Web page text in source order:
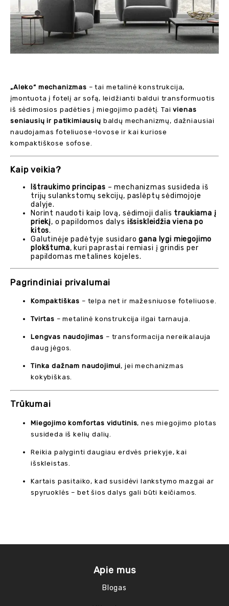
„Aleko“ mechanizmas – tai metalinė konstrukcija,
įmontuota į fotelį ar sofą, leidžianti baldui transformuotis
iš sėdimosios padėties į miegojimo padėtį. Taivienas
seniausių ir patikimiausių baldų mechanizmų, dažniausiai
naudojamas foteliuose-lovose ir kai kuriose
kompaktiškose sofose.
Kaip veikia?
Ištraukimo principas – mechanizmas susideda iš
trijų sulankstomų sekcijų, paslėptų sėdimojoje
dalyje.
Norint naudoti kaip lovą, sėdimoji dalis traukiama į
priekį, o papildomos dalys išsiskleidžia viena po
kitos.
Galutinėje padėtyje susidarogana lygi miegojimo
plokštuma, kuri paprastai remiasi į grindis per
papildomas metalines kojeles.
Pagrindiniai privalumai
Kompaktiškas – telpa net ir mažesniuose foteliuose.
Tvirtas – metalinė konstrukcija ilgai tarnauja.
Lengvas naudojimas – transformacija nereikalauja
daug jėgos.
Tinka dažnam naudojimui, jei mechanizmas
kokybiškas.
Trūkumai
Miegojimo komfortas vidutinis, nes miegojimo plotas
susideda iš kelių dalių.
Reikia palyginti daugiau erdvės priekyje, kai
išskleistas.
Kartais pasitaiko, kad susidėvi lankstymo mazgai ar
spyruoklės – bet šios dalys gali būti keičiamos.
Apie mus
Blogas